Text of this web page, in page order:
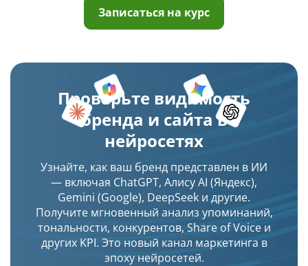
Записаться на курс
Проверьте видимость
бренда и сайта в
нейросетях
Узнайте, как ваш бренд представлен в ИИ
— включая ChatGPT, Алису AI (Яндекс),
Gemini (Google), DeepSeek и другие.
Получите мгновенный анализ упоминаний,
тональности, конкурентов, Share of Voice и
других KPI. Это новый канал маркетинга в
эпоху нейросетей.